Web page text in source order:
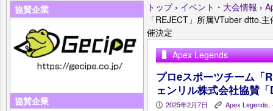
協賛企業
協賛企業
トップ › イベント・大会情報 ›
「REJECT」所属VTuber dtto.
催決定
Apex Legends
プロeスポーツチーム「
ェンリル株式会社協賛
P 2025年2月7日 K Apex Legends,